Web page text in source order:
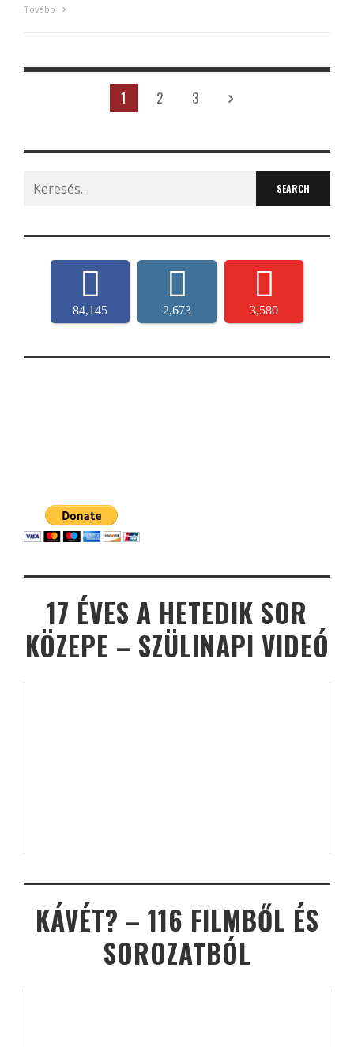
Tovább
1 2 3
Search
for:
84,145 2,673 3,580
17 ÉVES A HETEDIK SOR
KÖZEPE – SZÜLINAPI VIDEÓ
KÁVÉT? – 116 FILMBŐL ÉS
SOROZATBÓL